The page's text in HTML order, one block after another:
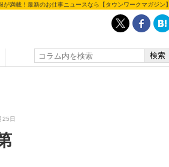
満載！最新のお仕事ニュースなら【タウンワークマガジン】
25日